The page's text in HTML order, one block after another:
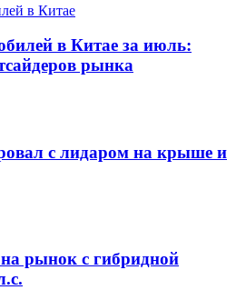
в Китае за июль:
рынка
с лидаром на крыше и
рынок с гибридной